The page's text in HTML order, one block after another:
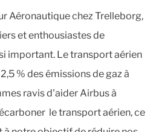
Aéronautique chez Trelleborg,
et enthousiastes de
important. Le transport aérien
% des émissions de gaz à
ravis d'aider Airbus à
le transport aérien, ce